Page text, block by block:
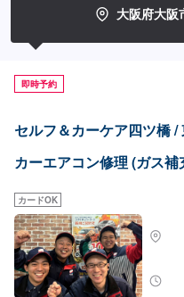
大阪府大阪
即時予約
セルフ＆カーケア四ツ橋
カーエアコン修理 (ガス補
カードOK